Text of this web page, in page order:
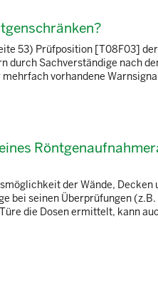
53) Prüfposition [T08F03]
durch Sachverständige nach
vorhandene
der Wände, Decken
bei seinen Überprüfungen
die Dosen ermittelt, kann